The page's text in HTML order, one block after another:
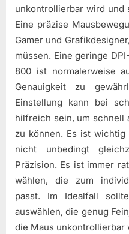
unkontrollierbar wird und
Eine präzise
Gamer und
müssen. Eine geringe
800 ist normalerweise
Genauigkeit zu
Einstellung kann bei
hilfreich sein, um schnell
zu können. Es ist
nicht unbedingt
Präzision. Es ist immer
wählen, die zum
passt. Im Idealfall
auswählen, die genug
die Maus unkontrollierbar